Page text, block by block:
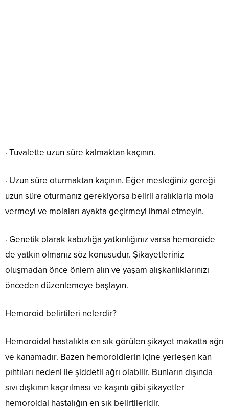
· Tuvalette uzun süre kalmaktan kaçının.
· Uzun süre oturmaktan kaçının. Eğer mesleğiniz gereği
uzun süre oturmanız gerekiyorsa belirli aralıklarla mola
vermeyi ve molaları ayakta geçirmeyi ihmal etmeyin.
· Genetik olarak kabızlığa yatkınlığınız varsa hemoroide
de yatkın olmanız söz konusudur. Şikayetleriniz
oluşmadan önce önlem alın ve yaşam alışkanlıklarınızı
önceden düzenlemeye başlayın.
Hemoroid belirtileri nelerdir?
Hemoroidal hastalıkta en sık görülen şikayet makatta ağrı
ve kanamadır. Bazen hemoroidlerin içine yerleşen kan
pıhtıları nedeni ile şiddetli ağrı olabilir. Bunların dışında
sıvı dışkının kaçırılması ve kaşıntı gibi şikayetler
hemoroidal hastalığın en sık belirtileridir.